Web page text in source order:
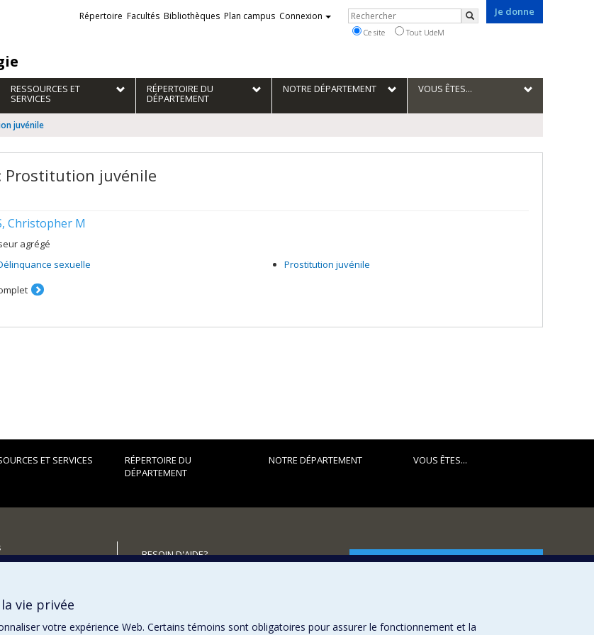
Je donne
Liens
externes
Répertoire Facultés Bibliothèques Plan campus Connexion Rechercher
Rechercher
Ce site Tout UdeM
RESSOURCES ET
SERVICES
RÉPERTOIRE DU
DÉPARTEMENT
NOTRE DÉPARTEMENT VOUS ÊTES...
juvénile
Prostitution juvénile
Christopher M
agrégé
sexuelle
Prostitution juvénile
ET SERVICES
RÉPERTOIRE DU
DÉPARTEMENT
NOTRE DÉPARTEMENT VOUS ÊTES...
BESOIN D'AIDE?
FACULTÉ DES ARTS ET DES SCIENCES
Nos programmes et cours
vie privée
votre expérience Web. Certains témoins sont obligatoires pour assurer le fonctionnement et la